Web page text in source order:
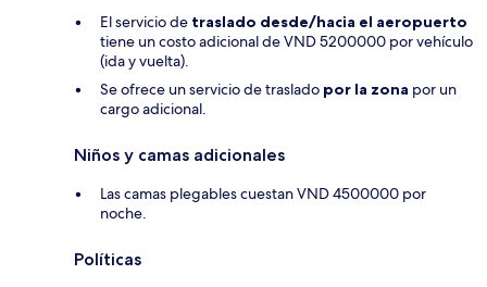
El servicio de traslado desde/hacia el aeropuerto
tiene un costo adicional de VND 5200000 por vehículo
(ida y vuelta).
Se ofrece un servicio de traslado por la zona por un
cargo adicional.
Niños y camas adicionales
Las camas plegables cuestan VND 4500000 por
noche.
Políticas